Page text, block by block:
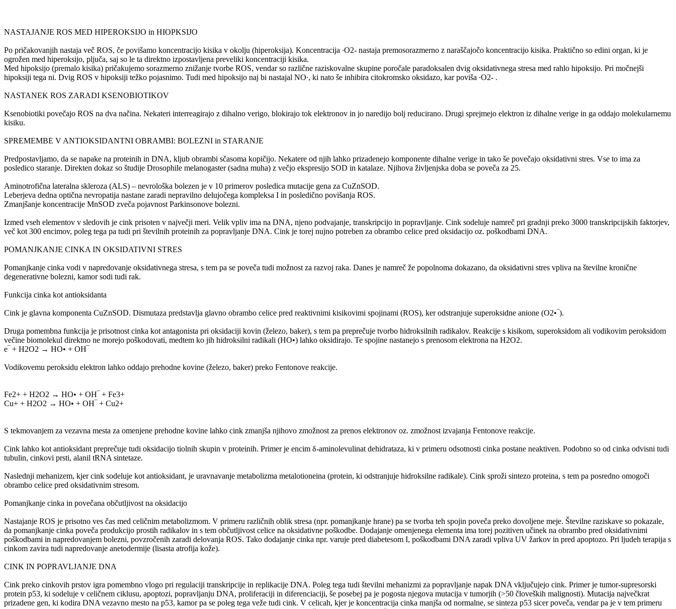
NASTAJANJE ROS MED HIPEROKSIJO in HIOPKSIJO
Po pričakovanjih nastaja več ROS, če povišamo koncentracijo kisika v okolju (hiperoksija). Koncentracija ∙O2- nastaja premosorazmerno z naraščajočo koncentracijo kisika. Praktično so edini organ, ki je
ogrožen med hiperoksijo, pljuča, saj so le ta direktno izpostavljena preveliki koncentraciji kisika.
Med hipoksijo (premalo kisika) pričakujemo sorazmerno znižanje tvorbe ROS, vendar so različne raziskovalne skupine poročale paradoksalen dvig oksidativnega stresa med rahlo hipoksijo. Pri močnejši
hipoksiji tega ni. Dvig ROS v hipoksiji težko pojasnimo. Tudi med hipoksijo naj bi nastajal NO∙, ki nato še inhibira citokromsko oksidazo, kar poviša ∙O2- .
NASTANEK ROS ZARADI KSENOBIOTIKOV
Ksenobiotiki povečajo ROS na dva načina. Nekateri interreagirajo z dihalno verigo, blokirajo tok elektronov in jo naredijo bolj reducirano. Drugi sprejmejo elektron iz dihalne verige in ga oddajo molekularnemu
kisiku.
SPREMEMBE V ANTIOKSIDANTNI OBRAMBI: BOLEZNI in STARANJE
Predpostavljamo, da se napake na proteinih in DNA, kljub obrambi sčasoma kopičijo. Nekatere od njih lahko prizadenejo komponente dihalne verige in tako še povečajo oksidativni stres. Vse to ima za
posledico staranje. Direkten dokaz so študije Drosophile melanogaster (sadna muha) z večjo ekspresijo SOD in katalaze. Njihova življenjska doba se poveča za 25.
Aminotrofična lateralna skleroza (ALS) – nevrološka bolezen je v 10 primerov posledica mutacije gena za CuZnSOD.
Leberjeva dedna optična nevropatija nastane zaradi nepravilno delujočega kompleksa I in posledično povišanja ROS.
Zmanjšanje koncentracije MnSOD zveča pojavnost Parkinsonove bolezni.
Izmed vseh elementov v sledovih je cink prisoten v največji meri. Velik vpliv ima na DNA, njeno podvajanje, transkripcijo in popravljanje. Cink sodeluje namreč pri gradnji preko 3000 transkripcijskih faktorjev,
več kot 300 encimov, poleg tega pa tudi pri številnih proteinih za popravljanje DNA. Cink je torej nujno potreben za obrambo celice pred oksidacijo oz. poškodbami DNA.
POMANJKANJE CINKA IN OKSIDATIVNI STRES
Pomanjkanje cinka vodi v napredovanje oksidativnega stresa, s tem pa se poveča tudi možnost za razvoj raka. Danes je namreč že popolnoma dokazano, da oksidativni stres vpliva na številne kronične
degenerativne bolezni, kamor sodi tudi rak.
Funkcija cinka kot antioksidanta
Cink je glavna komponenta CuZnSOD. Dismutaza predstavlja glavno obrambo celice pred reaktivnimi kisikovimi spojinami (ROS), ker odstranjuje superoksidne anione (O2•‾).
Druga pomembna funkcija je prisotnost cinka kot antagonista pri oksidaciji kovin (železo, baker), s tem pa preprečuje tvorbo hidroksilnih radikalov. Reakcije s kisikom, superoksidom ali vodikovim peroksidom
večine biomolekul direktno ne morejo poškodovati, medtem ko jih hidroksilni radikali (HO•) lahko oksidirajo. Te spojine nastanejo s prenosom elektrona na H2O2.
e‾ + H2O2 → HO• + OH‾
Vodikovemu peroksidu elektron lahko oddajo prehodne kovine (železo, baker) preko Fentonove reakcije.
Fe2+ + H2O2 → HO• + OH‾ + Fe3+
Cu+ + H2O2 → HO• + OH‾ + Cu2+
S tekmovanjem za vezavna mesta za omenjene prehodne kovine lahko cink zmanjša njihovo zmožnost za prenos elektronov oz. zmožnost izvajanja Fentonove reakcije.
Cink lahko kot antioksidant preprečuje tudi oksidacijo tiolnih skupin v proteinih. Primer je encim δ-aminolevulinat dehidrataza, ki v primeru odsotnosti cinka postane neaktiven. Podobno so od cinka odvisni tudi
tubulin, cinkovi prsti, alanil tRNA sintetaze.
Naslednji mehanizem, kjer cink sodeluje kot antioksidant, je uravnavanje metabolizma metalotioneina (protein, ki odstranjuje hidroksilne radikale). Cink sproži sintezo proteina, s tem pa posredno omogoči
obrambo celice pred oksidativnim stresom.
Pomanjkanje cinka in povečana občutljivost na oksidacijo
Nastajanje ROS je prisotno ves čas med celičnim metabolizmom. V primeru različnih oblik stresa (npr. pomanjkanje hrane) pa se tvorba teh spojin poveča preko dovoljene meje. Številne raziskave so pokazale,
da pomanjkanje cinka poveča produkcijo prostih radikalov in s tem občutljivost celice na oksidativne poškodbe. Dodajanje omenjenega elementa ima torej pozitiven učinek na obrambo pred oksidativnimi
poškodbami in napredovanjem bolezni, povzročenih zaradi delovanja ROS. Tako dodajanje cinka npr. varuje pred diabetesom I, poškodbami DNA zaradi vpliva UV žarkov in pred apoptozo. Pri ljudeh terapija s
cinkom zavira tudi napredovanje anetodermije (lisasta atrofija kože).
CINK IN POPRAVLJANJE DNA
Cink preko cinkovih prstov igra pomembno vlogo pri regulaciji transkripcije in replikacije DNA. Poleg tega tudi številni mehanizmi za popravljanje napak DNA vključujejo cink. Primer je tumor-supresorski
protein p53, ki sodeluje v celičnem ciklusu, apoptozi, popravljanju DNA, proliferaciji in diferenciaciji, še posebej pa je pogosta njegova mutacija v tumorjih (>50 človeških malignosti). Mutacija največkrat
prizadene gen, ki kodira DNA vezavno mesto na p53, kamor pa se poleg tega veže tudi cink. V celicah, kjer je koncentracija cinka manjša od normalne, se sinteza p53 sicer poveča, vendar pa je v tem primeru